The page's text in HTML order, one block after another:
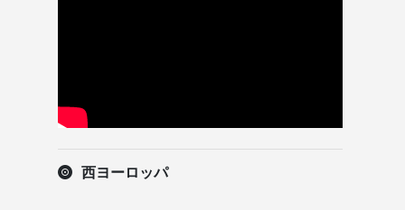
西ヨーロッパ